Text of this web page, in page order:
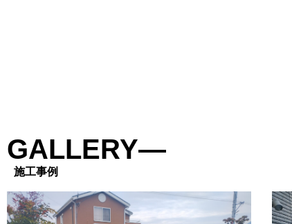
GALLERY―
施工事例